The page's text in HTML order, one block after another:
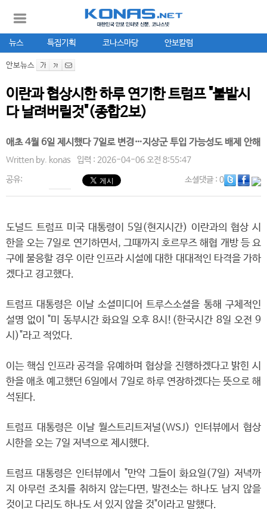
뉴스 특집기획 코나스마당 안보칼럼
안보뉴스
이란과 협상시한 하루 연기한 트럼프 "불발시
다 날려버릴것"(종합2보)
애초 4월 6일 제시했다 7일로 변경…지상군 투입 가능성도 배제 안해
Written by. konas 입력 : 2026-04-06 오전 8:55:47
공유: 소셜댓글: 0
도널드 트럼프 미국 대통령이 5일(현지시간) 이란과의 협상 시
한을 오는 7일로 연기하면서, 그때까지 호르무즈 해협 개방 등 요
구에 불응할 경우 이란 인프라 시설에 대한 대대적인 타격을 가하
겠다고 경고했다.
트럼프 대통령은 이날 소셜미디어 트루스소셜을 통해 구체적인
설명 없이 "미 동부시간 화요일 오후 8시!(한국시간 8일 오전 9
시)"라고 적었다.
이는 핵심 인프라 공격을 유예하며 협상을 진행하겠다고 밝힌 시
한을 애초 예고했던 6일에서 7일로 하루 연장하겠다는 뜻으로 해
석된다.
트럼프 대통령은 이날 월스트리트저널(WSJ) 인터뷰에서 협상
시한을 오는 7일 저녁으로 제시했다.
트럼프 대통령은 인터뷰에서 "만약 그들이 화요일(7일) 저녁까
지 아무런 조치를 취하지 않는다면, 발전소는 하나도 남지 않을
것이고 다리도 하나도 서 있지 않을 것"이라고 말했다.